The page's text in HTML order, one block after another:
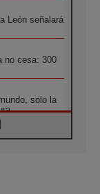
León señalará
no cesa: 300
solo la
las